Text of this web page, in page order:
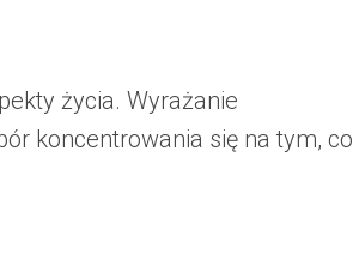
życia. Wyrażanie
koncentrowania się na tym, co